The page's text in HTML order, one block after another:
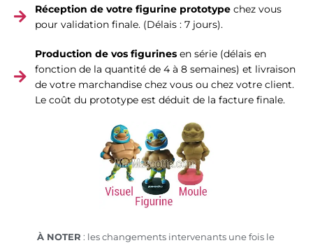
Réception de votre figurine prototype chez vous
pour validation finale. (Délais : 7 jours).
Production de vos figurines en série (délais en
fonction de la quantité de 4 à 8 semaines) et livraison
de votre marchandise chez vous ou chez votre client.
Le coût du prototype est déduit de la facture finale.
À NOTER : les changements intervenants une fois le